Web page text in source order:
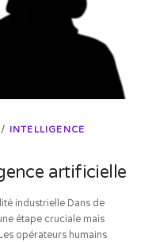
/ INTELLIGENCE
artificielle
industrielle Dans de
étape cruciale mais
opérateurs humains